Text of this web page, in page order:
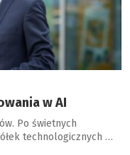
w AI
Po świetnych
technologicznych …